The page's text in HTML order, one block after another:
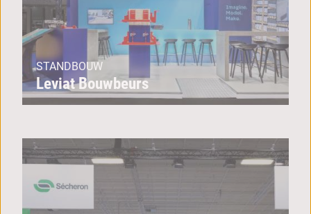
STANDBOUW
Leviat Bouwbeurs